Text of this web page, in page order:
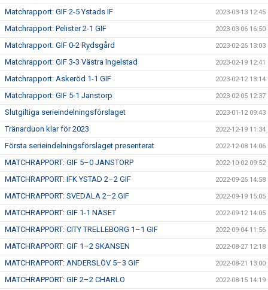
Matchrapport: GIF 2-5 Ystads IF 2023-03-13 12:45
Matchrapport: Pelister 2-1 GIF 2023-03-06 16:50
Matchrapport: GIF 0-2 Rydsgård 2023-02-26 13:03
Matchrapport: GIF 3-3 Västra Ingelstad 2023-02-19 12:41
Matchrapport: Askeröd 1-1 GIF 2023-02-12 13:14
Matchrapport: GIF 5-1 Janstorp 2023-02-05 12:37
Slutgiltiga serieindelningsförslaget 2023-01-12 09:43
Tränarduon klar för 2023 2022-12-19 11:34
Första serieindelningsförslaget presenterat 2022-12-08 14:06
MATCHRAPPORT: GIF 5–0 JANSTORP 2022-10-02 09:52
MATCHRAPPORT: IFK YSTAD 2–2 GIF 2022-09-26 14:58
MATCHRAPPORT: SVEDALA 2–2 GIF 2022-09-19 15:05
MATCHRAPPORT: GIF 1-1 NÄSET 2022-09-12 14:05
MATCHRAPPORT: CITY TRELLEBORG 1–1 GIF 2022-09-04 11:56
MATCHRAPPORT: GIF 1–2 SKANSEN 2022-08-27 12:18
MATCHRAPPORT: ANDERSLÖV 5–3 GIF 2022-08-21 13:00
MATCHRAPPORT: GIF 2–2 CHARLO 2022-08-15 14:19